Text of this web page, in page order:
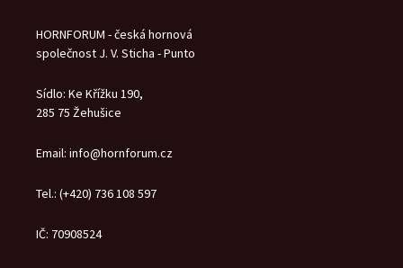
HORNFORUM - česká hornová
společnost J. V. Sticha - Punto
Sídlo: Ke Křížku 190,
285 75 Žehušice
Email: info@hornforum.cz
Tel.: (+420) 736 108 597
IČ: 70908524